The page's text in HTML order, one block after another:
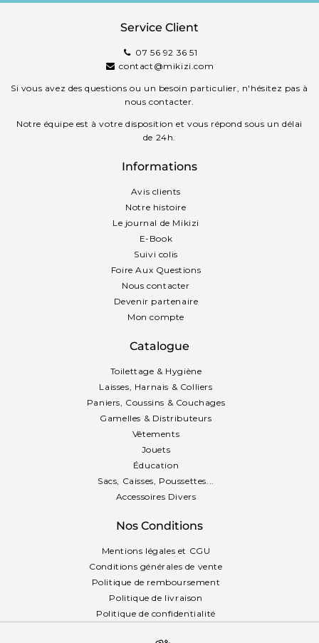
Service Client
07 56 92 36 51
contact@mikizi.com
Si vous avez des questions ou un besoin particulier, n'hésitez pas à
nous contacter.
Notre équipe est à votre disposition et vous répond sous un délai
de 24h.
Informations
Avis clients
Notre histoire
Le journal de Mikizi
E-Book
Suivi colis
Foire Aux Questions
Nous contacter
Devenir partenaire
Mon compte
Catalogue
Toilettage & Hygiène
Laisses, Harnais & Colliers
Paniers, Coussins & Couchages
Gamelles & Distributeurs
Vêtements
Jouets
Éducation
Sacs, Caisses, Poussettes...
Accessoires Divers
Nos Conditions
Mentions légales et CGU
Conditions générales de vente
Politique de remboursement
Politique de livraison
Politique de confidentialité